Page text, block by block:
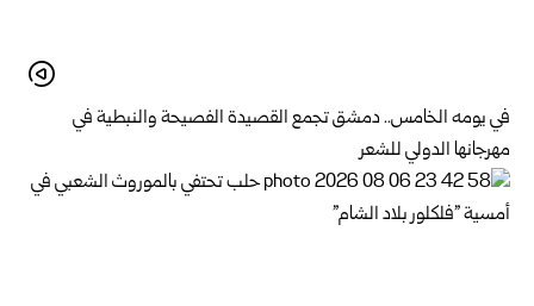
في يومه الخامس.. دمشق تجمع القصيدة الفصيحة والنبطية في
مهرجانها الدولي للشعر